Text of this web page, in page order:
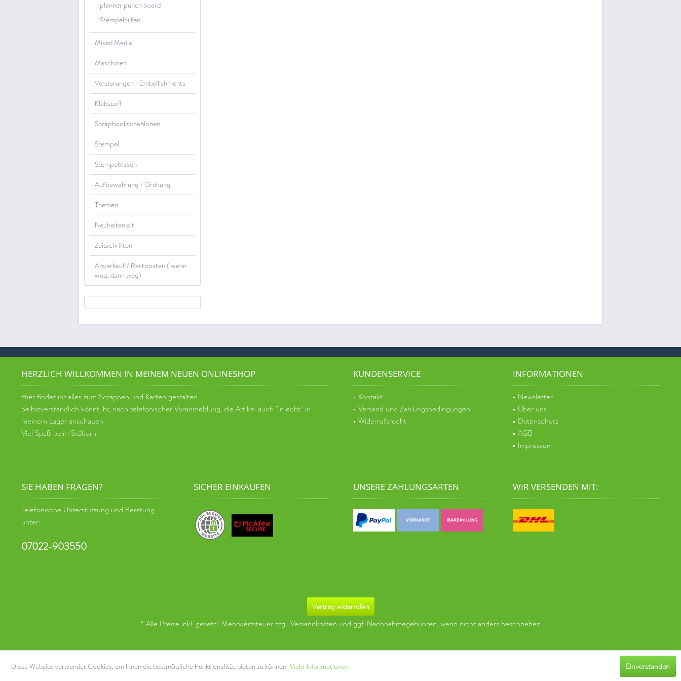
planner punch board
Stempelhilfen
Mixed Media
Maschinen
Verzierungen - Embellishments
Klebstoff
Scrapbookschablonen
Stempel
Stempelkissen
Aufbewahrung / Ordnung
Themen
Neuheiten alt
Zeitschriften
Abverkauf / Restposten ( wenn
weg, dann weg)
HERZLICH WILLKOMMEN IN MEINEM NEUEN ONLINESHOP
Hier findet ihr alles zum Scrappen und Karten gestalten.
Selbstverständlich könnt ihr, nach telefonischer Voranmeldung, die Artikel auch "in echt" in
meinem Lager anschauen.
Viel Spaß beim Stöbern
KUNDENSERVICE
Kontakt
Versand und Zahlungsbedingungen
Widerrufsrecht
INFORMATIONEN
Newsletter
Über uns
Datenschutz
AGB
Impressum
SIE HABEN FRAGEN?
Telefonische Unterstützung und Beratung
unter:
07022-903550
SICHER EINKAUFEN UNSERE ZAHLUNGSARTEN WIR VERSENDEN MIT:
Vertrag widerrufen
* Alle Preise inkl. gesetzl. Mehrwertsteuer zzgl. Versandkosten und ggf. Nachnahmegebühren, wenn nicht anders beschrieben
Diese Website verwendet Cookies, um Ihnen die bestmögliche Funktionalität bieten zu können. Mehr Informationen Einverstanden